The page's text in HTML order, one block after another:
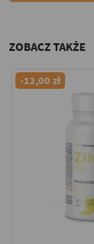
ZOBACZ TAKŻE
-12,00 zł